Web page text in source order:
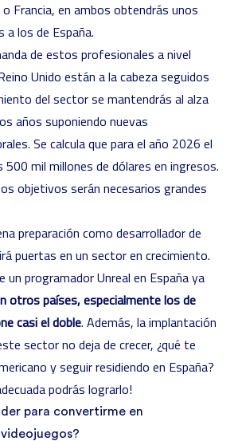
Francia, en ambos obtendrás unos
a los de España.
de estos profesionales a nivel
Unido están a la cabeza seguidos
del sector se mantendrás al alza
años suponiendo nuevas
Se calcula que para el año 2026 el
mil millones de dólares en ingresos.
objetivos serán necesarios grandes
preparación como desarrollador de
puertas en un sector en crecimiento.
un programador Unreal en España ya
otros países, especialmente los de
casi el doble. Además, la implantación
sector no deja de crecer, ¿qué te
y seguir residiendo en España?
podrás lograrlo!
para convertirme en